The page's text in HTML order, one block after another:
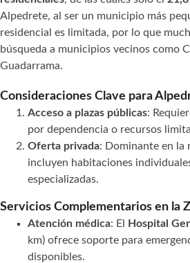
Alpedrete, al ser un municipio más
residencial es limitada, por lo que
búsqueda a municipios vecinos como
Guadarrama.
Consideraciones Clave para
Acceso a plazas públicas:
por dependencia o recursos
Oferta privada: Dominante en la
incluyen habitaciones
especializadas.
Servicios Complementarios en la
Atención médica: El Hospital
km) ofrece soporte para
disponibles.